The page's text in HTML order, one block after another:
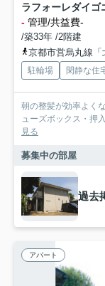
ラフォーレダイゴ
- 管理/共益費-
/築33年 /2階建
京都市営烏丸線
駐輪場 閑静な住
朝の整髪が効率よく
ューズボックス・押
見る
募集中の部屋
過去
アパート